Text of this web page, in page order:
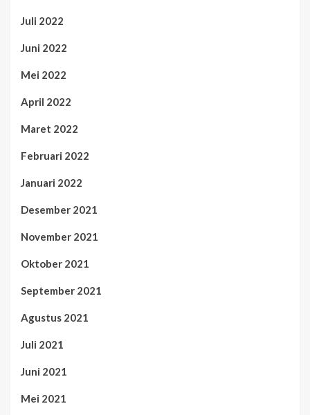
Juli 2022
Juni 2022
Mei 2022
April 2022
Maret 2022
Februari 2022
Januari 2022
Desember 2021
November 2021
Oktober 2021
September 2021
Agustus 2021
Juli 2021
Juni 2021
Mei 2021